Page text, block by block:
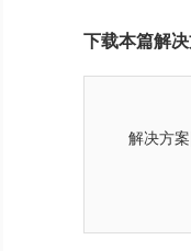
下载本篇解决
解决方